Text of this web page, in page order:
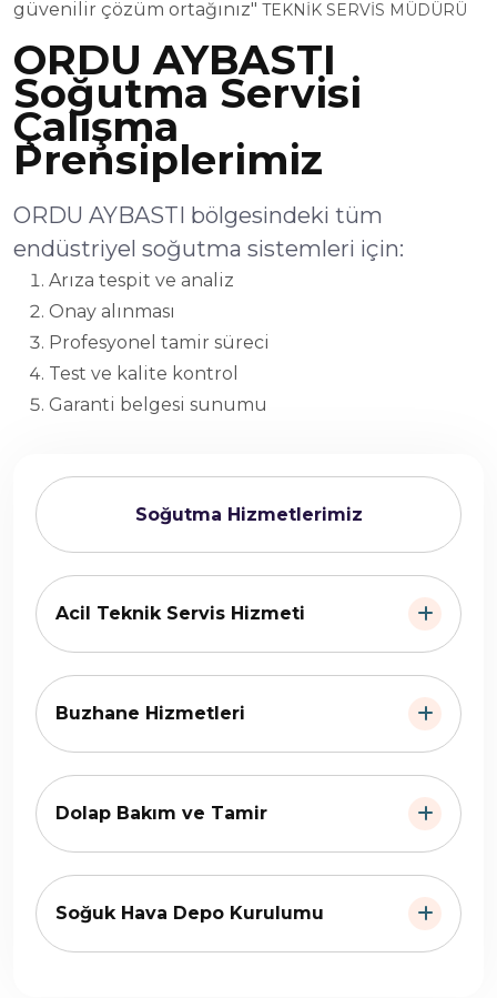
Soğutma Hizmetlerimiz
Acil Teknik Servis Hizmeti
Buzhane Hizmetleri
Dolap Bakım ve Tamir
Soğuk Hava Depo Kurulumu
güvenilir çözüm ortağınız" TEKNİK SERVİS MÜDÜRÜ
ORDU AYBASTI
Soğutma Servisi
Çalışma
Prensiplerimiz
ORDU AYBASTI bölgesindeki tüm
endüstriyel soğutma sistemleri için:
Arıza tespit ve analiz
Onay alınması
Profesyonel tamir süreci
Test ve kalite kontrol
Garanti belgesi sunumu